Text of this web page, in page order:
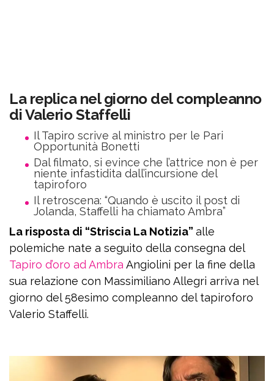
La replica nel giorno del compleanno
di Valerio Staffelli
Il Tapiro scrive al ministro per le Pari
Opportunità Bonetti
Dal filmato, si evince che l’attrice non è per
niente infastidita dall’incursione del
tapiroforo
Il retroscena: “Quando è uscito il post di
Jolanda, Staffelli ha chiamato Ambra”
La risposta di “Striscia La Notizia” alle
polemiche nate a seguito della consegna del
Tapiro d’oro ad Ambra Angiolini per la fine della
sua relazione con Massimiliano Allegri arriva nel
giorno del 58esimo compleanno del tapiroforo
Valerio Staffelli.